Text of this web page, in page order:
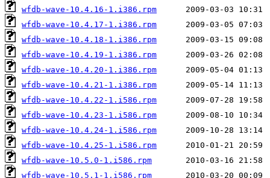
wfdb-wave-10.4.16-1.i386.rpm
wfdb-wave-10.4.17-1.i386.rpm
wfdb-wave-10.4.18-1.i386.rpm
wfdb-wave-10.4.19-1.i386.rpm
wfdb-wave-10.4.20-1.i386.rpm
wfdb-wave-10.4.21-1.i386.rpm
wfdb-wave-10.4.22-1.i586.rpm
wfdb-wave-10.4.23-1.i586.rpm
wfdb-wave-10.4.24-1.i586.rpm
wfdb-wave-10.4.25-1.i586.rpm
wfdb-wave-10.5.0-1.i586.rpm
wfdb-wave-10.5.1-1.i586.rpm